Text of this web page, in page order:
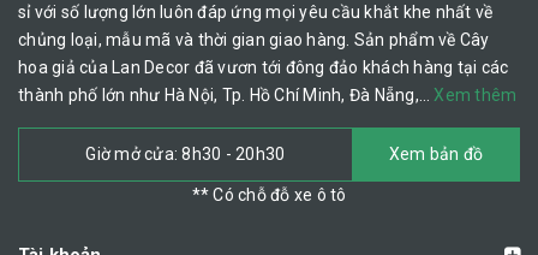
sỉ với số lượng lớn luôn đáp ứng mọi yêu cầu khắt khe nhất về
chủng loại, mẫu mã và thời gian giao hàng. Sản phẩm về Cây
hoa giả của Lan Decor đã vươn tới đông đảo khách hàng tại các
thành phố lớn như Hà Nội, Tp. Hồ Chí Minh, Đà Nẵng,… Xem thêm
Giờ mở cửa: 8h30 - 20h30 Xem bản đồ
** Có chỗ đỗ xe ô tô